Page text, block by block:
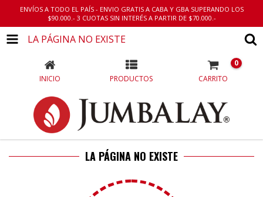
ENVÍOS A TODO EL PAÍS - ENVIO GRATIS A CABA Y GBA SUPERANDO LOS
$90.000.- 3 CUOTAS SIN INTERÉS A PARTIR DE $70.000.-
LA PÁGINA NO EXISTE
INICIO PRODUCTOS CARRITO
0
LA PÁGINA NO EXISTE